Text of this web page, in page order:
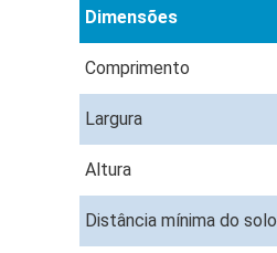
Dimensões
Comprimento
Largura
Altura
Distância mínima do solo